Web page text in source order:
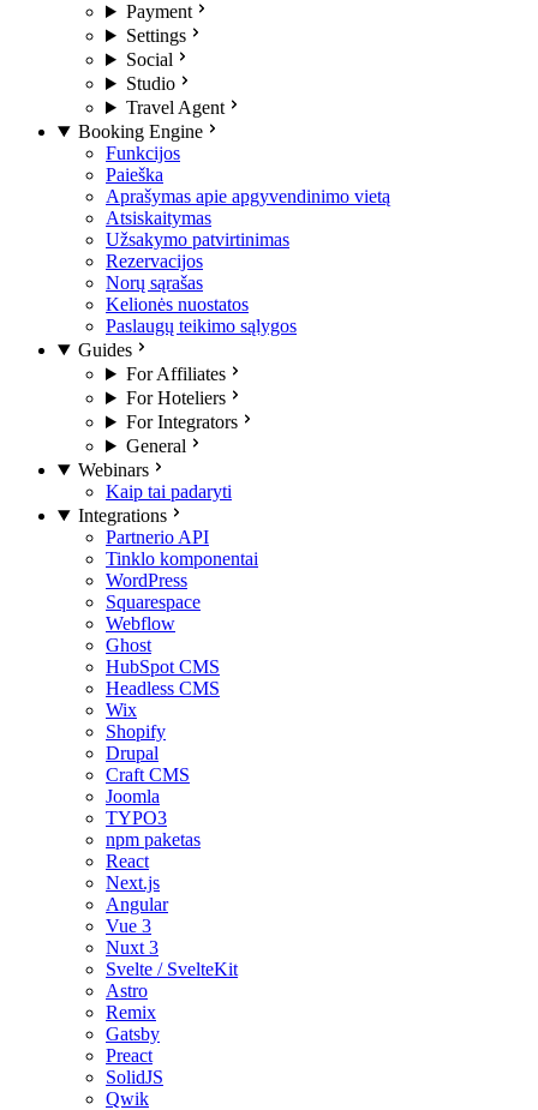
Payment
Settings
Social
Studio
Travel Agent
Booking Engine
Funkcijos
Paieška
Aprašymas apie apgyvendinimo vietą
Atsiskaitymas
Užsakymo patvirtinimas
Rezervacijos
Norų sąrašas
Kelionės nuostatos
Paslaugų teikimo sąlygos
Guides
For Affiliates
For Hoteliers
For Integrators
General
Webinars
Kaip tai padaryti
Integrations
Partnerio API
Tinklo komponentai
WordPress
Squarespace
Webflow
Ghost
HubSpot CMS
Headless CMS
Wix
Shopify
Drupal
Craft CMS
Joomla
TYPO3
npm paketas
React
Next.js
Angular
Vue 3
Nuxt 3
Svelte / SvelteKit
Astro
Remix
Gatsby
Preact
SolidJS
Qwik